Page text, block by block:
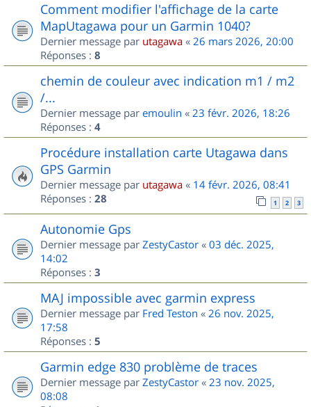
Comment modifier l'affichage de la carte
MapUtagawa pour un Garmin 1040?
Dernier message par utagawa « 26 mars 2026, 20:00
Réponses : 8
chemin de couleur avec indication m1 / m2
/...
Dernier message par emoulin « 23 févr. 2026, 18:26
Réponses : 4
Procédure installation carte Utagawa dans
GPS Garmin
Dernier message par utagawa « 14 févr. 2026, 08:41
Réponses : 28 1 2 3
Autonomie Gps
Dernier message par ZestyCastor « 03 déc. 2025,
14:02
Réponses : 3
MAJ impossible avec garmin express
Dernier message par Fred Teston « 26 nov. 2025,
17:58
Réponses : 5
Garmin edge 830 problème de traces
Dernier message par ZestyCastor « 23 nov. 2025,
08:08